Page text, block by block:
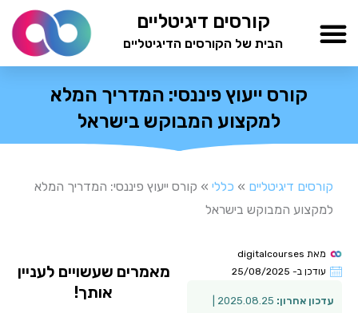
לתוכן
קורסים דיגיטליים
הבית של הקורסים הדיגיטליים
קורס ייעוץ פיננסי: המדריך המלא
למקצוע המבוקש בישראל
קורסים דיגיטליים » כללי » קורס ייעוץ פיננסי: המדריך המלא
למקצוע המבוקש בישראל
מאת
עודכן ב- 25/08/2025
עדכון אחרון:
מאמרים שעשויים לעניין
אותך!